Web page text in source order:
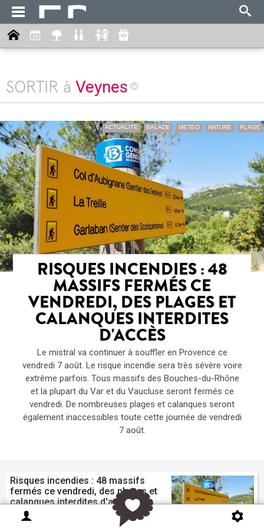
SORTIR à Veynes
ACTUALITÉ BALADE METEO NATURE PLAGE
RISQUES INCENDIES : 48
MASSIFS FERMÉS CE
VENDREDI, DES PLAGES ET
CALANQUES INTERDITES
D'ACCÈS
Le mistral va continuer à souffler en Provence ce
vendredi 7 août. Le risque incendie sera très sévère voire
extrême parfois. Tous massifs des Bouches-du-Rhône
et la plupart du Var et du Vaucluse seront fermés ce
vendredi. De nombreuses plages et calanques seront
également inaccessibles toute cette journée de vendredi
7 août.
Risques incendies : 48 massifs
fermés ce vendredi, des plages et
calanques interdites d'accès